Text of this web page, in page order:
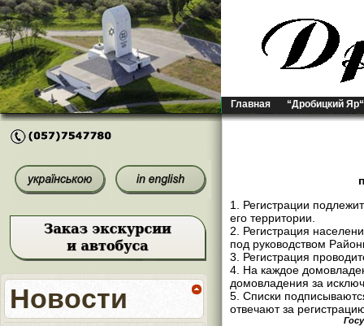
Главная “Дробицкий Яр“
Новости
1. Регистрации
его территории.
2. Регистрация
под руководством
3. Регистрация
4. На каждое
домовладения за
5. Списки
отвечают за